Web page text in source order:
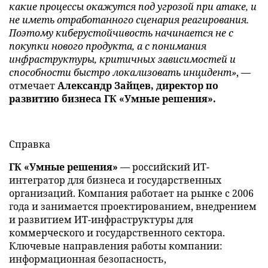
какие процессы окажутся под угрозой при атаке, и
не иметь отработанного сценария реагирования.
Поэтому киберустойчивость начинается не с
покупки нового продукта, а с понимания
инфраструктуры, критичных зависимостей и
способности быстро локализовать инцидент», —
отмечаетАлександр Зайцев, директор по
развитию бизнеса ГК «Умные решения».
Справка
ГК «Умные решения» — российский ИТ-
интегратор для бизнеса и государственных
организаций. Компания работает на рынке с 2006
года и занимается проектированием, внедрением
и развитием ИТ-инфраструктуры для
коммерческого и государственного сектора.
Ключевые направления работы компании:
информационная безопасность,